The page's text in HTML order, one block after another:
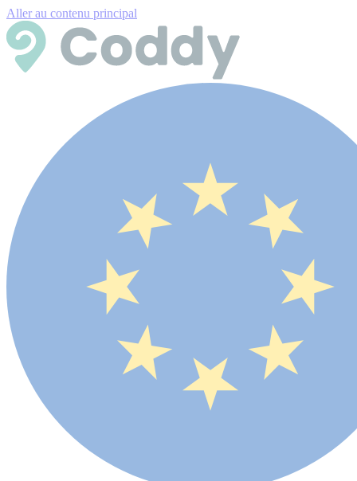
Aller au contenu principal